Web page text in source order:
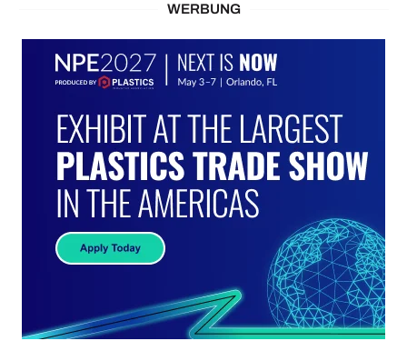
WERBUNG